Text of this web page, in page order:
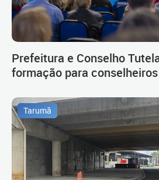
Prefeitura e Conselho
formação para conselheiros
Tarumã